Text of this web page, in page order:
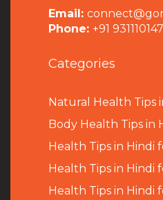
Email:
Phone: +91
Categories
Natural Health Tips
Body Health Tips in
Health Tips in Hindi
Health Tips in Hindi
Health Tips in Hindi